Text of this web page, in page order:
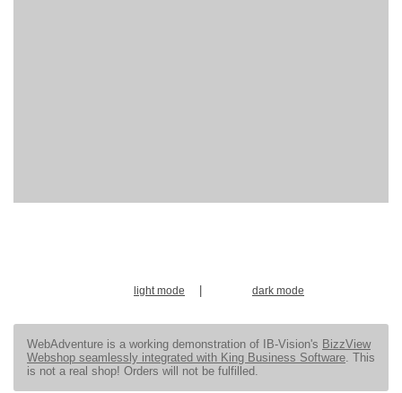
light mode dark mode
WebAdventure is a working demonstration of IB-Vision's BizzView
Webshop seamlessly integrated with King Business Software. This
is not a real shop! Orders will not be fulfilled.